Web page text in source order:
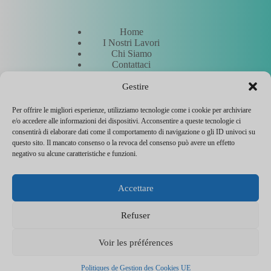
Gestire
Per offrire le migliori esperienze, utilizziamo tecnologie come i cookie per archiviare
e/o accedere alle informazioni dei dispositivi. Acconsentire a queste tecnologie ci
consentirà di elaborare dati come il comportamento di navigazione o gli ID univoci su
questo sito. Il mancato consenso o la revoca del consenso può avere un effetto
negativo su alcune caratteristiche e funzioni.
Accettare
Refuser
Voir les préférences
Politiques de Gestion des Cookies UE
Home
I Nostri Lavori
Chi Siamo
Contattaci
Incontra i nostri esperti
Altro
Politica di gestione dei cookie
Contatta l'assistenza
Flyer entreprise
emissioni zero 🌳